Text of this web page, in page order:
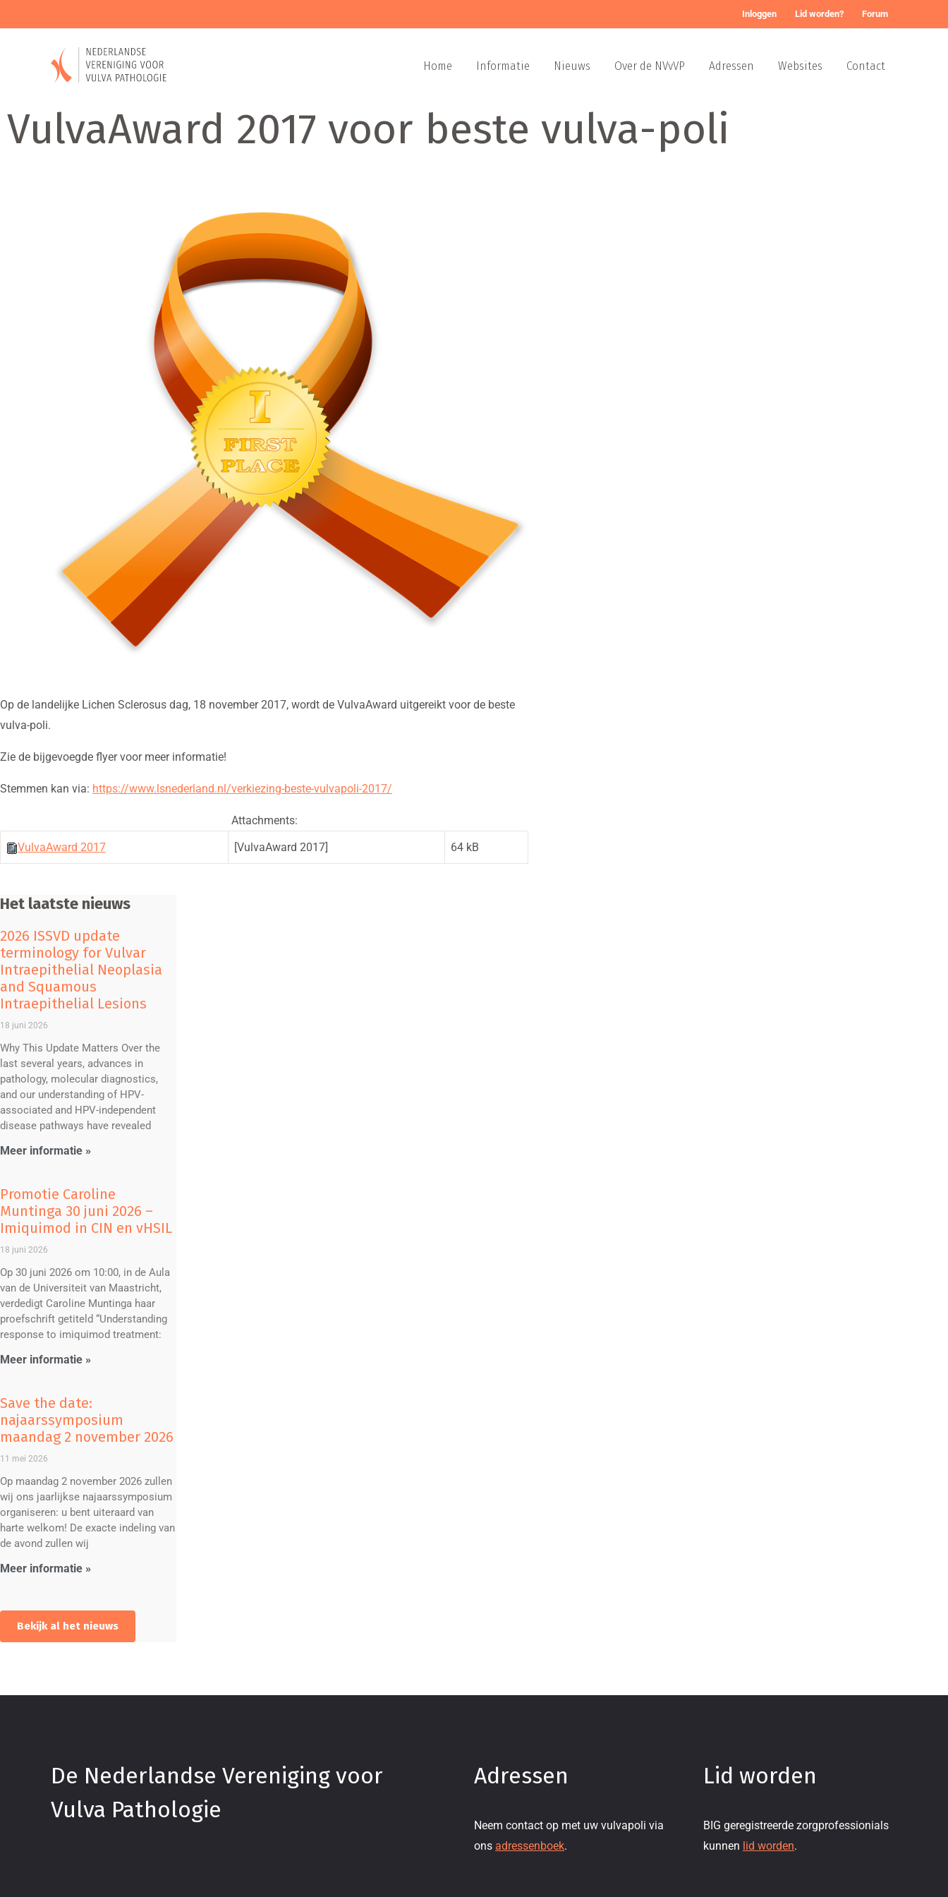
Inloggen Lid worden? Forum
Home Informatie Nieuws Over de NVvVP Adressen Websites Contact
VulvaAward 2017 voor beste vulva-poli
Op de landelijke Lichen Sclerosus dag, 18 november 2017, wordt de VulvaAward uitgereikt voor de beste
vulva-poli.
Zie de bijgevoegde flyer voor meer informatie!
Stemmen kan via: https://www.lsnederland.nl/verkiezing-beste-vulvapoli-2017/
Attachments:
VulvaAward 2017
[VulvaAward 2017] 64 kB
Het laatste nieuws
2026 ISSVD update
terminology for Vulvar
Intraepithelial Neoplasia
and Squamous
Intraepithelial Lesions
18 juni 2026
Why This Update Matters Over the
last several years, advances in
pathology, molecular diagnostics,
and our understanding of HPV-
associated and HPV-independent
disease pathways have revealed
Meer informatie »
Promotie Caroline
Muntinga 30 juni 2026 –
Imiquimod in CIN en vHSIL
18 juni 2026
Op 30 juni 2026 om 10:00, in de Aula
van de Universiteit van Maastricht,
verdedigt Caroline Muntinga haar
proefschrift getiteld “Understanding
response to imiquimod treatment:
Meer informatie »
Save the date:
najaarssymposium
maandag 2 november 2026
11 mei 2026
Op maandag 2 november 2026 zullen
wij ons jaarlijkse najaarssymposium
organiseren: u bent uiteraard van
harte welkom! De exacte indeling van
de avond zullen wij
Meer informatie »
Bekijk al het nieuws
De Nederlandse Vereniging voor
Vulva Pathologie
Adressen
Neem contact op met uw vulvapoli via
ons adressenboek.
Lid worden
BIG geregistreerde zorgprofessionials
kunnen lid worden.